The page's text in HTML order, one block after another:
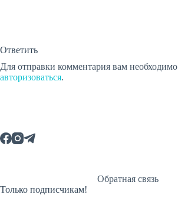
Ответить
Для отправки комментария вам необходимо
авторизоваться.
Обратная связь
Только подписчикам!